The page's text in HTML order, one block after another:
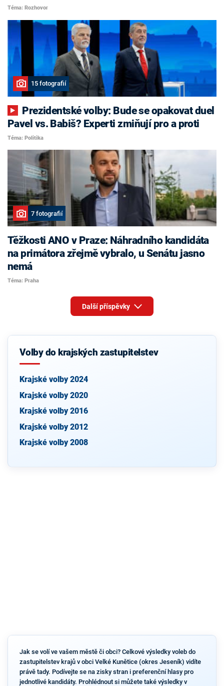
Téma: Rozhovor
15 fotografií
Pavel vs. Babiš? Experti zmiňují pro a proti
Téma: Politika
7 fotografií
Těžkosti ANO v Praze: Náhradního kandidáta
na primátora zřejmě vybralo, u Senátu jasno
nemá
Téma: Praha
Další příspěvky
Volby do krajských zastupitelstev
Krajské volby 2024
Krajské volby 2020
Krajské volby 2016
Krajské volby 2012
Krajské volby 2008
Jak se volí ve vašem městě či obci? Celkové výsledky voleb do
zastupitelstev krajů v obci Velké Kunětice (okres Jeseník) vidíte
právě tady. Podívejte se na zisky stran i preferenční hlasy pro
jednotlivé kandidáty. Prohlédnout si můžete také výsledky v